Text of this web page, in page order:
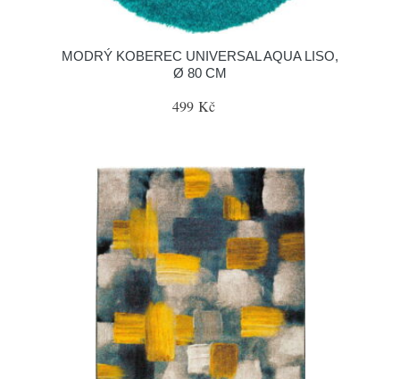
MODRÝ KOBEREC UNIVERSAL AQUA LISO,
Ø 80 CM
499 Kč